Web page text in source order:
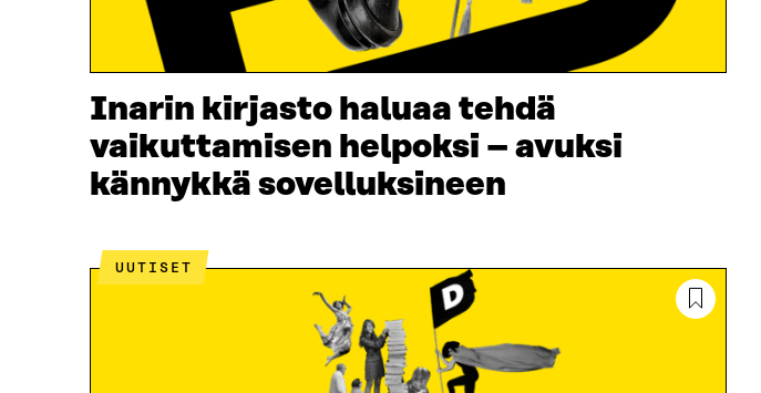
Inarin kirjasto haluaa tehdä
vaikuttamisen helpoksi – avuksi
kännykkä sovelluksineen
UUTISET